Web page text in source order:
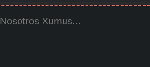
Nosotros Xumus...